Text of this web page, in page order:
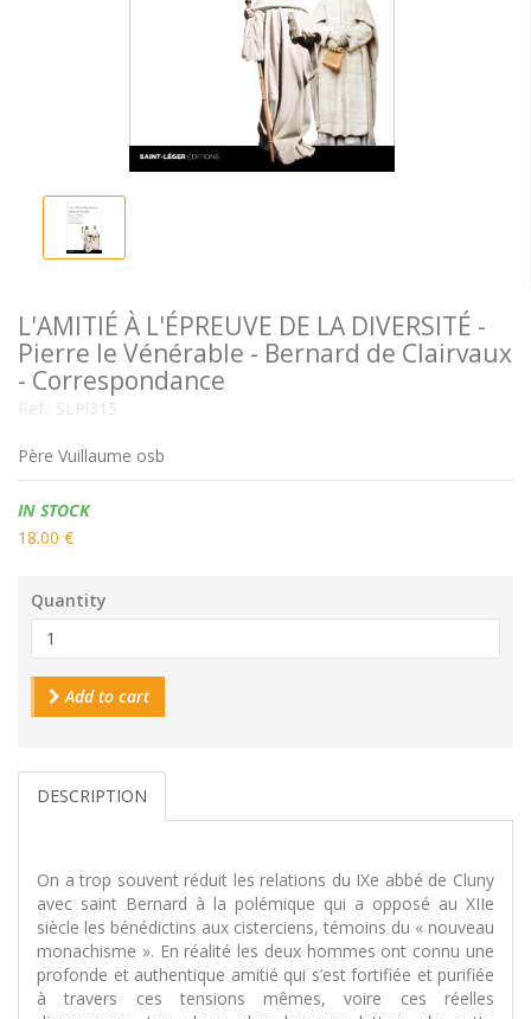
L'AMITIÉ À L'ÉPREUVE DE LA DIVERSITÉ -
Pierre le Vénérable - Bernard de Clairvaux
- Correspondance
Ref.: SLPl315
Père Vuillaume osb
Availability:
IN STOCK
18.00 €
Quantity
Add to cart
DESCRIPTION
On a trop souvent réduit les relations du IXe abbé de Cluny
avec saint Bernard à la polémique qui a opposé au XIIe
siècle les bénédictins aux cisterciens, témoins du « nouveau
monachisme ». En réalité les deux hommes ont connu une
profonde et authentique amitié qui s’est fortifiée et purifiée
à travers ces tensions mêmes, voire ces réelles